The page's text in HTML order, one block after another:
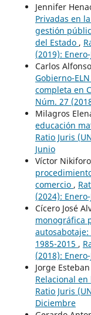
Jennifer
Privadas en
gestión
del Estado ,
(2019):
Carlos
Gobierno-
completa en
Núm. 27
Milagros
educación
Ratio Juris
Junio
Víctor
comercio ,
(2024):
Cícero José
monográfica
1985-2015 ,
(2018):
Jorge
Relacional
Ratio Juris
Diciembre